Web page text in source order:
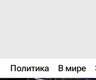
Политика В мире